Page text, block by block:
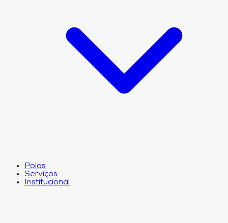
Polos
Serviços
Institucional